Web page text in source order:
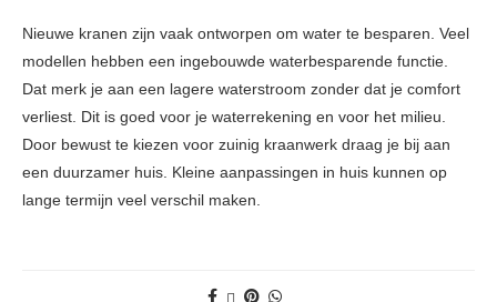
Nieuwe kranen zijn vaak ontworpen om water te besparen. Veel
modellen hebben een ingebouwde waterbesparende functie.
Dat merk je aan een lagere waterstroom zonder dat je comfort
verliest. Dit is goed voor je waterrekening en voor het milieu.
Door bewust te kiezen voor zuinig kraanwerk draag je bij aan
een duurzamer huis. Kleine aanpassingen in huis kunnen op
lange termijn veel verschil maken.